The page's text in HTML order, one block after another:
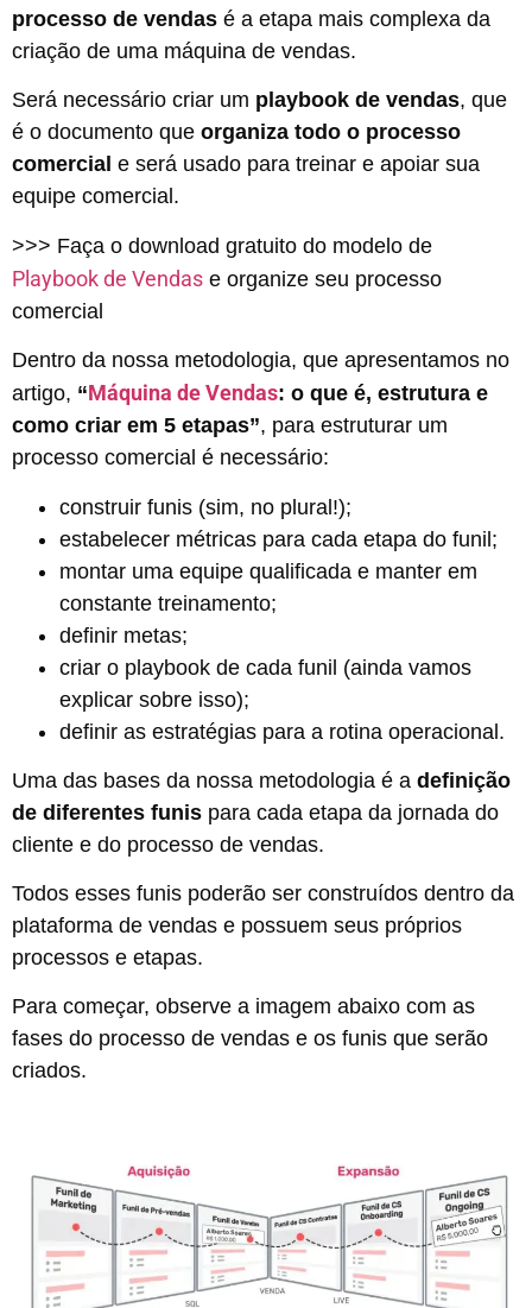
processo de vendas é a etapa mais complexa da
criação de uma máquina de vendas.
Será necessário criar um playbook de vendas, que
é o documento que organiza todo o processo
comercial e será usado para treinar e apoiar sua
equipe comercial.
>>> Faça o download gratuito do modelo de
Playbook de Vendas e organize seu processo
comercial
Dentro da nossa metodologia, que apresentamos no
artigo, “Máquina de Vendas: o que é, estrutura e
como criar em 5 etapas”, para estruturar um
processo comercial é necessário:
construir funis (sim, no plural!);
estabelecer métricas para cada etapa do funil;
montar uma equipe qualificada e manter em
constante treinamento;
definir metas;
criar o playbook de cada funil (ainda vamos
explicar sobre isso);
definir as estratégias para a rotina operacional.
Uma das bases da nossa metodologia é a definição
de diferentes funis para cada etapa da jornada do
cliente e do processo de vendas.
Todos esses funis poderão ser construídos dentro da
plataforma de vendas e possuem seus próprios
processos e etapas.
Para começar, observe a imagem abaixo com as
fases do processo de vendas e os funis que serão
criados.